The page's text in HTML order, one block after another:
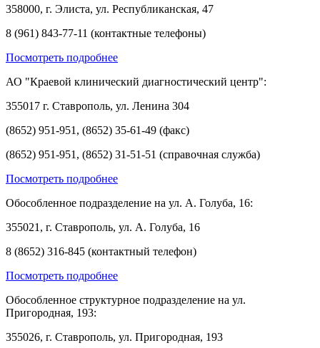
358000, г. Элиста, ул. Республиканская, 47
8 (961) 843-77-11 (контактные телефоны)
Посмотреть подробнее
АО "Краевой клинический диагностический центр":
355017 г. Ставрополь, ул. Ленина 304
(8652) 951-951, (8652) 35-61-49 (факс)
(8652) 951-951, (8652) 31-51-51 (справочная служба)
Посмотреть подробнее
Обособленное подразделение на ул. А. Голуба, 16:
355021, г. Ставрополь, ул. А. Голуба, 16
8 (8652) 316-845 (контактный телефон)
Посмотреть подробнее
Обособленное структурное подразделение на ул.
Пригородная, 193:
355026, г. Ставрополь, ул. Пригородная, 193